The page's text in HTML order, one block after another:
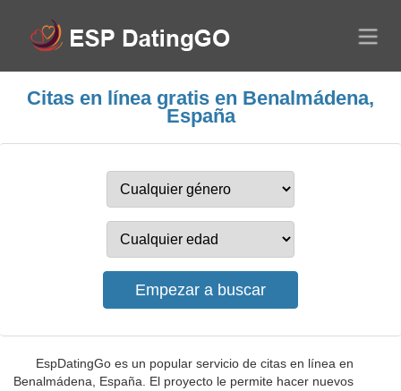
Citas en línea gratis en Benalmádena,
España
EspDatingGo es un popular servicio de citas en línea en
Benalmádena, España. El proyecto le permite hacer nuevos